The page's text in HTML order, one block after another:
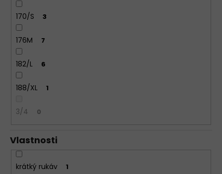
170/S 3
176M 7
182/L 6
188/XL 1
3/4 0
Vlastnosti
krátký rukáv 1